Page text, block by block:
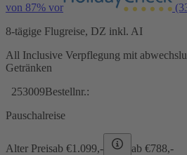
von 87% vor
8-tägige Flugreise, DZ inkl. AI
All Inclusive Verpflegung mit
Getränken
253009Bestellnr.:
Pauschalreise
Alter Preisab €1.099,- ab €788,-